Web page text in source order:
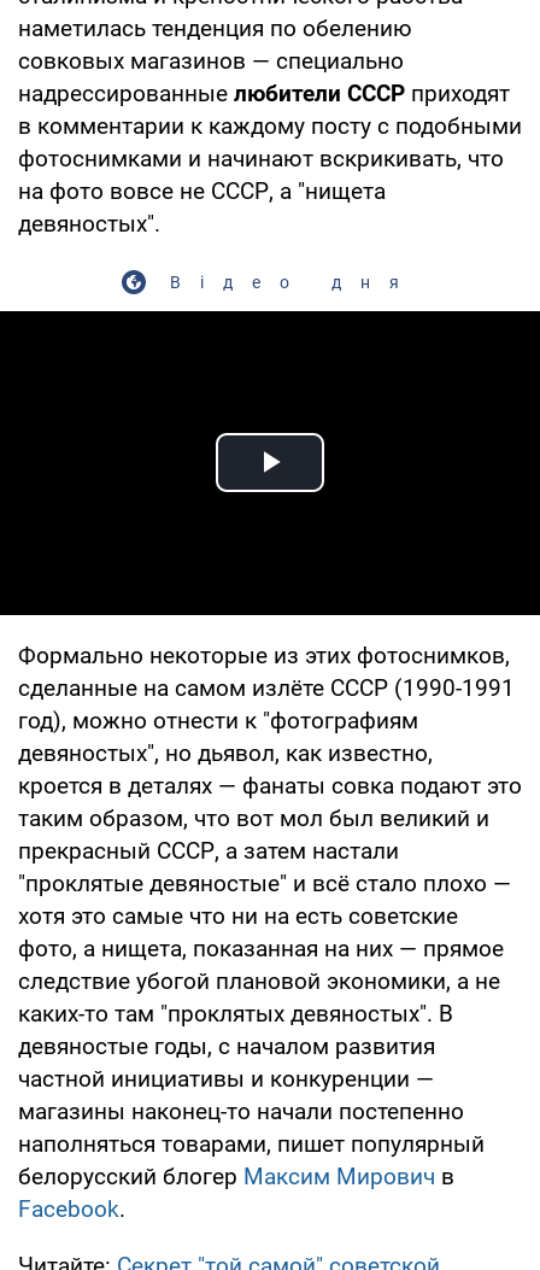
наметилась тенденция по обелению
совковых магазинов — специально
надрессированные любители СССР приходят
в комментарии к каждому посту с подобными
фотоснимками и начинают вскрикивать, что
на фото вовсе не СССР, а "нищета
девяностых".
Відео дня
Play Video
Формально некоторые из этих фотоснимков,
сделанные на самом излёте СССР (1990-1991
год), можно отнести к "фотографиям
девяностых", но дьявол, как известно,
кроется в деталях — фанаты совка подают это
таким образом, что вот мол был великий и
прекрасный СССР, а затем настали
"проклятые девяностые" и всё стало плохо —
хотя это самые что ни на есть советские
фото, а нищета, показанная на них — прямое
следствие убогой плановой экономики, а не
каких-то там "проклятых девяностых". В
девяностые годы, с началом развития
частной инициативы и конкуренции —
магазины наконец-то начали постепенно
наполняться товарами, пишет популярный
белорусский блогер Максим Мирович в
Facebook.